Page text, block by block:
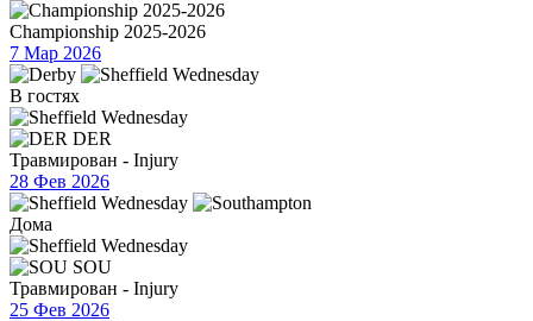
Championship 2025-2026
7 Мар 2026
В гостях
DER
Травмирован - Injury
28 Фев 2026
Дома
SOU
Травмирован - Injury
25 Фев 2026